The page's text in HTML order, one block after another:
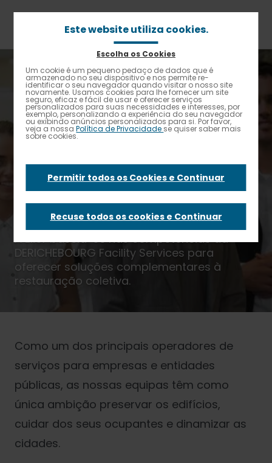
para
principal
Alto contraste
Navegação
estrutural
Home
Ofertas
Serviços com DERICHEBOURG Facility Services
Serviços com
Facility Services
A Elior baseia-se nas competências da
DERICHEBOURG Facility Services para
oferecer soluções complementares à
restauração coletiva.
Como um dos principais operadores de
serviços para empresas e entidades
públicas, as nossas equipas têm como
única ambição preservar os edifícios,
cuidar dos seus ocupantes e dinamizar as
cidades.
Este website utiliza cookies.
Escolha os Cookies
Um cookie é um pequeno pedaço de dados que é
armazenado no seu dispositivo e nos permite re-
identificar o seu navegador quando visitar o nosso site
novamente. Usamos cookies para lhe fornecer um site
seguro, eficaz e fácil de usar e oferecer serviços
personalizados para suas necessidades e interesses, por
exemplo, personalizando a experiência do seu navegador
ou exibindo anúncios personalizados para si. Por favor,
veja a nossaPolítica de Privacidade se quiser saber mais
sobre cookies.
Permitir todos os Cookies e Continuar
Recuse todos os cookies e Continuar